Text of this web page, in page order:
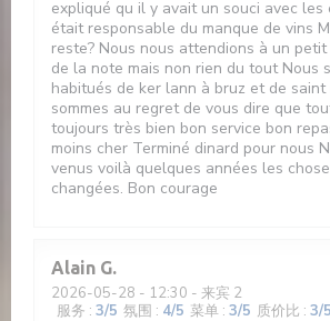
expliqué qu il y avait un souci avec les
était responsable du manque de vins
reste? Nous nous attendions à un
de la note mais non rien du tout Nous
habitués de ker lann à bruz et de saint
sommes au regret de vous dire que
toujours très bien bon service bon
moins cher Terminé dinard pour nous
venus voilà quelques années les
changées. Bon courage
Alain G
2026-05-28 - 12:30 - 来宾 2
服务 : 3/5 氛围 : 4/5 菜单 : 3/5 质价比 : 3/5